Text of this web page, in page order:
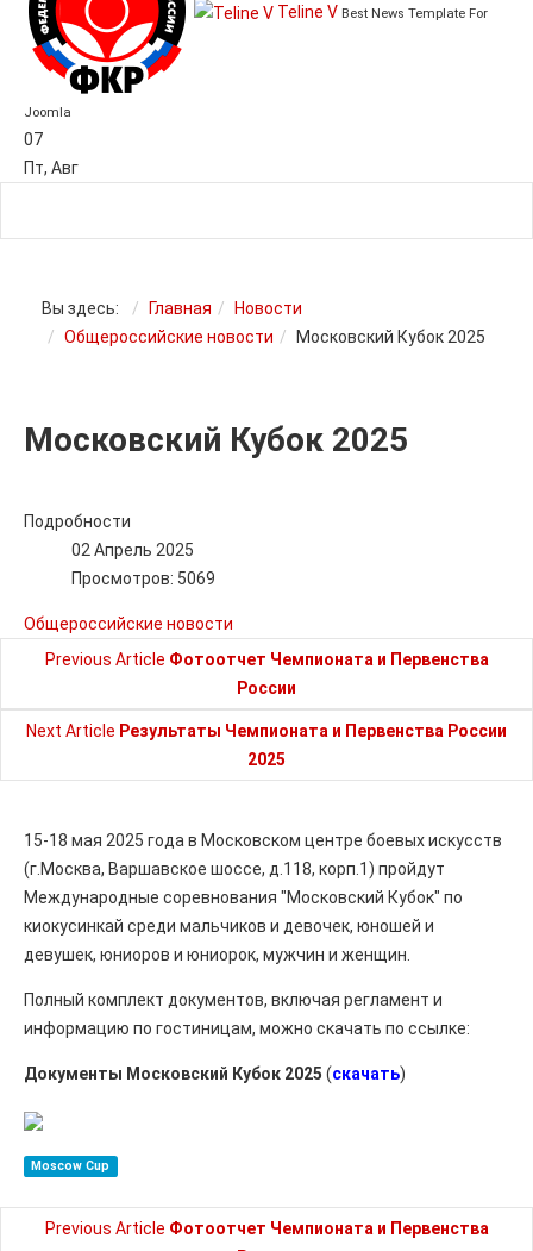
Teline V Best News Template For
Joomla
07
Пт, Авг
Вы здесь: Главная
Новости
Общероссийские новости
Московский Кубок 2025
Московский Кубок 2025
Подробности
02 Апрель 2025
Просмотров: 5069
Общероссийские новости
Previous Article Фотоотчет Чемпионата и Первенства
России
Next Article Результаты Чемпионата и Первенства России
2025
15-18 мая 2025 года в Московском центре боевых искусств
(г.Москва, Варшавское шоссе, д.118, корп.1) пройдут
Международные соревнования "Московский Кубок" по
киокусинкай среди мальчиков и девочек, юношей и
девушек, юниоров и юниорок, мужчин и женщин.
Полный комплект документов, включая регламент и
информацию по гостиницам, можно скачать по ссылке:
Документы Московский Кубок 2025 (скачать)
Moscow Cup
Previous Article Фотоотчет Чемпионата и Первенства